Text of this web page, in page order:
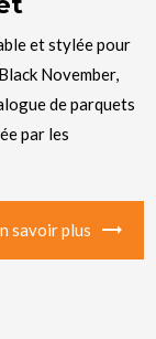
et stylée pour
November,
de parquets
par les
savoir plus